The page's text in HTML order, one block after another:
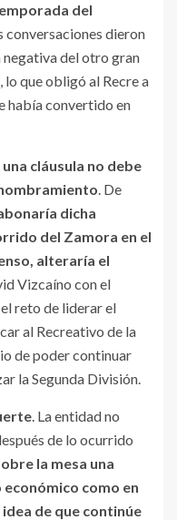
del
conversaciones dieron
negativa del otro gran
que obligó al Recre a
había convertido en
cláusula no debe
. De
dicha
del Zamora en el
alteraría el
Vizcaíno con el
reto de liderar el
al Recreativo de la
de poder continuar
la Segunda División.
. La entidad no
de lo ocurrido
la mesa una
como en
de que continúe